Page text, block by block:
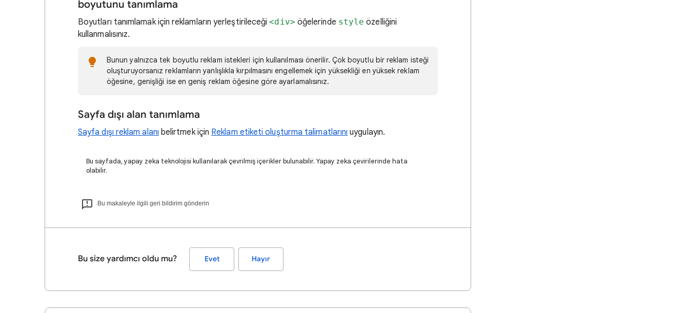
boyutunu tanımlama
Boyutları tanımlamak için reklamların yerleştirileceği<div> öğelerinde style özelliğini
kullanmalısınız.
Bunun yalnızca tek boyutlu reklam istekleri için kullanılması önerilir. Çok boyutlu bir reklam isteği
oluşturuyorsanız reklamların yanlışlıkla kırpılmasını engellemek için yüksekliği en yüksek reklam
öğesine, genişliği ise en geniş reklam öğesine göre ayarlamalısınız.
Sayfa dışı alan tanımlama
Sayfa dışı reklam alanı belirtmek için Reklam etiketi oluşturma talimatlarını uygulayın.
Bu sayfada, yapay zeka teknolojisi kullanılarak çevrilmiş içerikler bulunabilir. Yapay zeka çevirilerinde hata
olabilir.
Bu makaleyle ilgili geri bildirim gönderin
Bu size yardımcı oldu mu? Evet Hayır